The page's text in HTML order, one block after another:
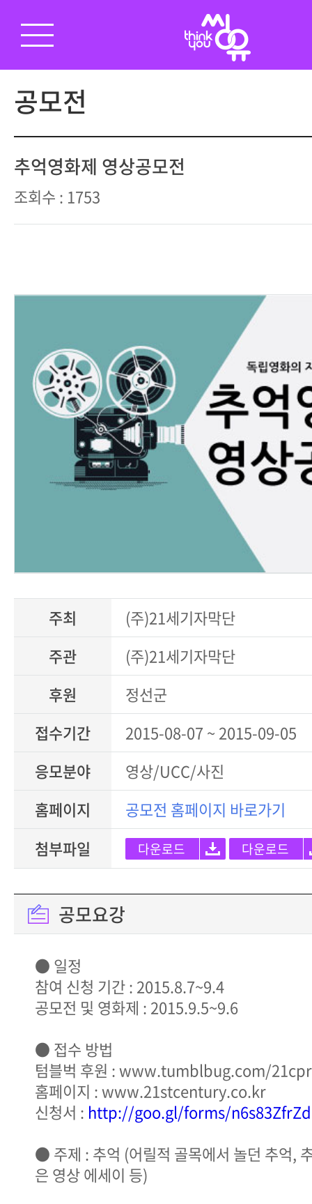
공모전
추억영화제 영상공모전
조회수 : 1753
주최
(주)21세기자막단
주관
(주)21세기자막단
후원
정선군
접수기간
2015-08-07 ~ 2015-09-05
응모분야
영상/UCC/사진
홈페이지
공모전 홈페이지 바로가기
첨부파일
다운로드 다운로드
공모요강
● 일정
참여 신청 기간 : 2015.8.7~9.4
공모전 및 영화제 : 2015.9.5~9.6
● 접수 방법
텀블벅 후원 : www.tumblbug.com/
홈페이지 : www.21stcentury.co.kr
신청서 : http://goo.gl/forms/n6s83ZfrZd
● 주제 : 추억 (어릴적 골목에서 놀던 추억,
은 영상 에세이 등)